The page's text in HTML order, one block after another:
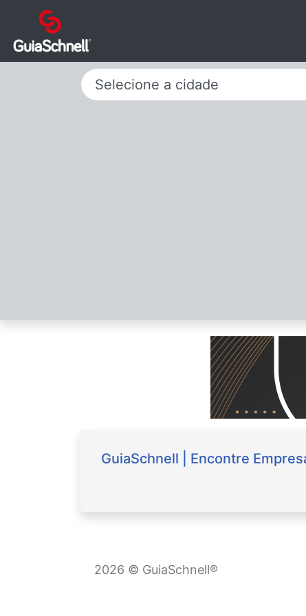
Selecione a cidade
GuiaSchnell | Encontre
2026 © GuiaSchnell®